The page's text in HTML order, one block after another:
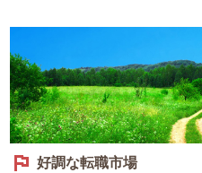
好調な転職市場